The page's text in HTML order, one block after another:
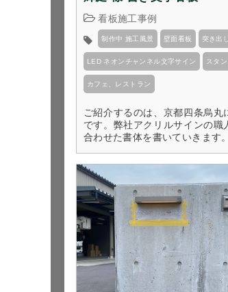
看板施工事例
制作中 施工風景 壁面看板 突き出
LED ネオンチャンネル文字サイン スタ
カフェ、レストラン
ご紹介するのは、京都四条烏
です。弊社アクリルサインの
合わせた書体を書いていきます